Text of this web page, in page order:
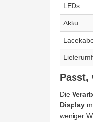
LEDs
Akku
Passt,
Die
Display
weniger